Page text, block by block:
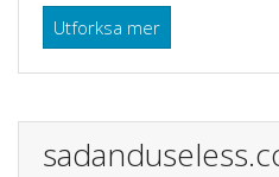
Utforksa mer